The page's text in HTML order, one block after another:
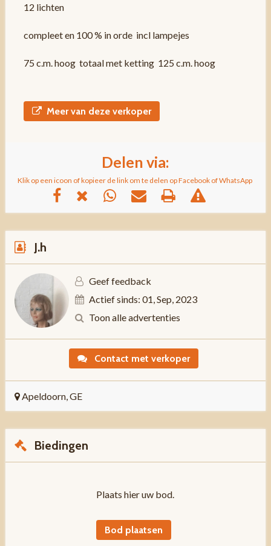
12 lichten
compleet en 100 % in orde incl lampejes
75 c.m. hoog totaal met ketting 125 c.m. hoog
Meer van deze verkoper
Delen via:
Klik op een icoon of kopieer de link om te delen op Facebook of WhatsApp
J.h
Geef feedback
Actief sinds: 01, Sep, 2023
Toon alle advertenties
Contact met verkoper
Apeldoorn, GE
Biedingen
Plaats hier uw bod.
Bod plaatsen